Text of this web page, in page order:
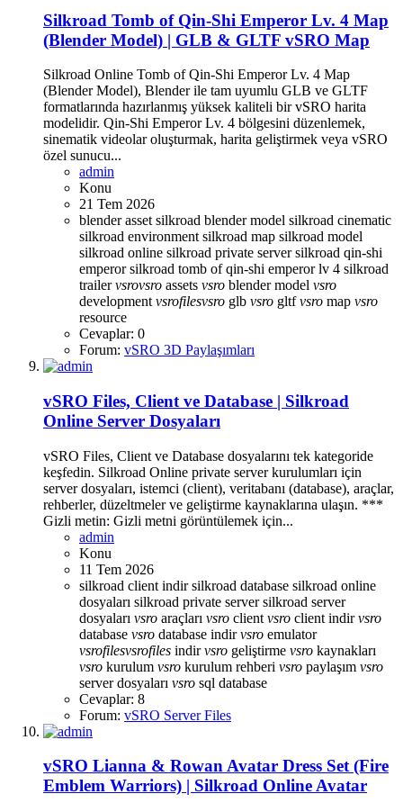
Silkroad Tomb of Qin-Shi Emperor Lv. 4 Map
(Blender Model) | GLB & GLTF vSRO Map
Silkroad Online Tomb of Qin-Shi Emperor Lv. 4 Map
(Blender Model), Blender ile tam uyumlu GLB ve GLTF
formatlarında hazırlanmış yüksek kaliteli bir vSRO harita
modelidir. Qin-Shi Emperor Lv. 4 bölgesini düzenlemek,
sinematik videolar oluşturmak, harita geliştirmek veya vSRO
özel sunucu...
admin
Konu
21 Tem 2026
blender asset silkroad blender model silkroad cinematic
silkroad environment silkroad map silkroad model
silkroad online silkroad private serversilkroad qin-shi
emperorsilkroad tomb of qin-shi emperor lv 4 silkroad
trailervsrovsro assets vsro blender model vsro
development vsrofilesvsro glb vsro gltfvsro map vsro
resource
Cevaplar: 0
Forum: vSRO 3D Paylaşımları
vSRO Files, Client ve Database | Silkroad
Online Server Dosyaları
vSRO Files, Client ve Database dosyalarını tek kategoride
keşfedin. Silkroad Online private server kurulumları için
server dosyaları, istemci (client), veritabanı (database), araçlar,
rehberler, düzeltmeler ve geliştirme kaynaklarına ulaşın. ***
Gizli metin: Gizli metni görüntülemek için...
admin
Konu
11 Tem 2026
silkroad client indirsilkroad database silkroad online
dosyaları silkroad private serversilkroad server
dosyaları vsro araçları vsro client vsro client indirvsro
database vsro database indirvsro emulator
vsrofilesvsrofiles indirvsro geliştirme vsro kaynakları
vsro kurulum vsro kurulum rehberi vsro paylaşım vsro
server dosyaları vsro sql database
Cevaplar: 8
Forum: vSRO Server Files
vSRO Lianna & Rowan Avatar Dress Set (Fire
Emblem Warriors) | Silkroad Online Avatar